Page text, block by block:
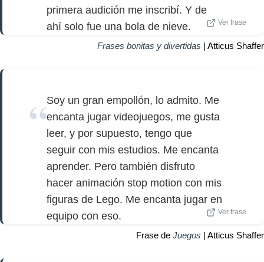
primera audición me inscribí. Y de
ahí solo fue una bola de nieve.
Ver frase
Frases bonitas y divertidas | Atticus Shaffer
Soy un gran empollón, lo admito. Me
encanta jugar videojuegos, me gusta
leer, y por supuesto, tengo que
seguir con mis estudios. Me encanta
aprender. Pero también disfruto
hacer animación stop motion con mis
figuras de Lego. Me encanta jugar en
equipo con eso.
Ver frase
Frase de Juegos | Atticus Shaffer